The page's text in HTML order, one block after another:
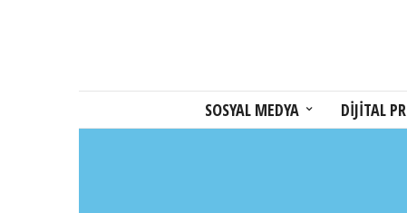
SOSYAL MEDYA DİJİTAL PR